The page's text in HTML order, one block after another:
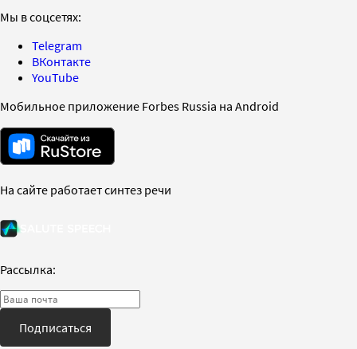
Мы в соцсетях:
Telegram
ВКонтакте
YouTube
Мобильное приложение Forbes Russia на Android
На сайте работает синтез речи
Рассылка:
Подписаться